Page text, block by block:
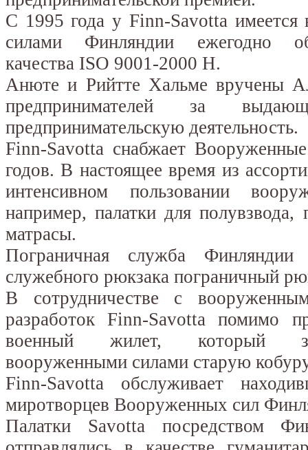
С 1995 года у Finn-Savotta
силами Финляндии ежегодно
качества ISO 9001-2000 H.
Анюте и Рийтте Хальме вручены
предпринимателей за
предпринимательскую деятельность.
Finn-Savotta снабжает
годов. В настоящее время из
интенсивном пользовании
например, палатки для
матрасы.
Пограничная служба Финляндии
служебного рюкзака пограничный
В сотрудничестве с
разработок Finn-Savotta помимо
военный жилет, который
вооруженными силами старую
Finn-Savotta обслуживает
миротворцев Вооруженных сил
Палатки Savotta посредством